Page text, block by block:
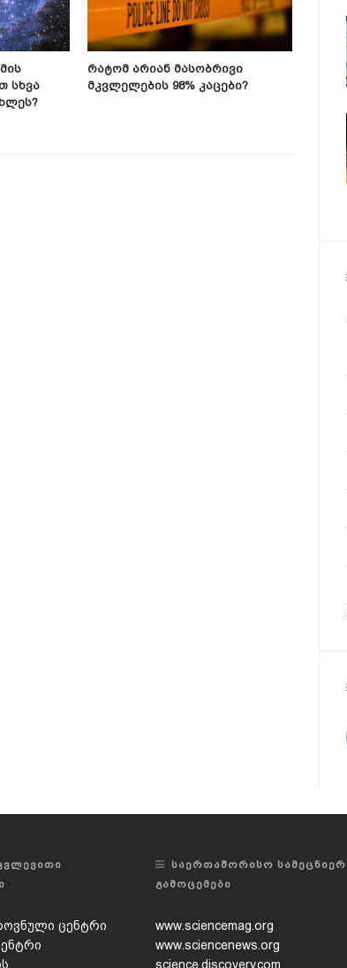
Სხვა
Რატომ Არიან Მასობრივი
Მკვლელების 98% Კაცები?
ცენტრი
ᲡᲐᲔᲠᲗᲐᲨᲝᲠᲘᲡᲝ
ᲒᲐᲛᲝᲪᲔᲛᲔᲑᲘ
www.sciencemag.org
www.sciencenews.org
science.discovery.com